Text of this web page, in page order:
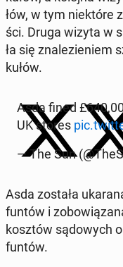
łów, w tym nie­któ­re
ści. Druga wizyta w
ła się zna­le­zie­niem
ku­łów.
Asda fined
UK stores
— The Sun
Asda została
funtów i
kosztów są­do­wych
funtów.